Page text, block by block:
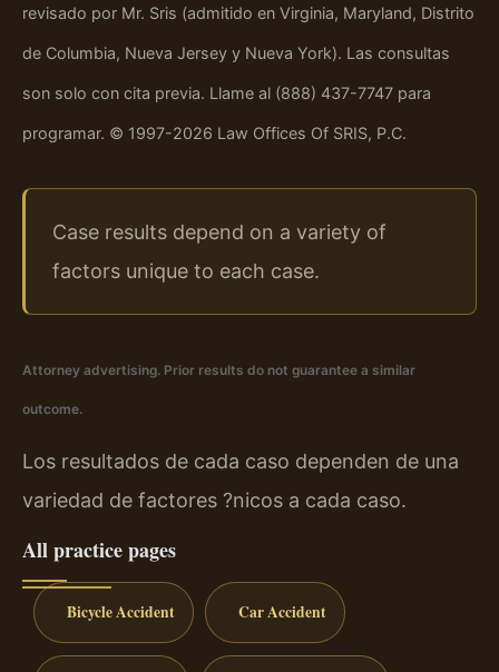
revisado por Mr. Sris (admitido en Virginia, Maryland, Distrito
de Columbia, Nueva Jersey y Nueva York). Las consultas
son solo con cita previa. Llame al (888) 437-7747 para
programar. © 1997-2026 Law Offices Of SRIS, P.C.
Case results depend on a variety of
factors unique to each case.
Attorney advertising. Prior results do not guarantee a similar
outcome.
Los resultados de cada caso dependen de una
variedad de factores ?nicos a cada caso.
All practice pages
Bicycle Accident Car Accident